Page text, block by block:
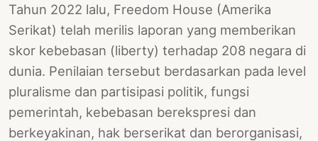
Tahun 2022 lalu, Freedom House (Amerika
Serikat) telah merilis laporan yang memberikan
skor kebebasan (liberty) terhadap 208 negara di
dunia. Penilaian tersebut berdasarkan pada level
pluralisme dan partisipasi politik, fungsi
pemerintah, kebebasan berekspresi dan
berkeyakinan, hak berserikat dan berorganisasi,